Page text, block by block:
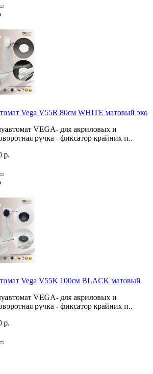
Vega V55R 80см WHITE матовый эко
VEGA- для акриловых и
ручка - фиксатор крайних п..
р.
Vega V55К 100см BLACK матовый
VEGA- для акриловых и
ручка - фиксатор крайних п..
р.